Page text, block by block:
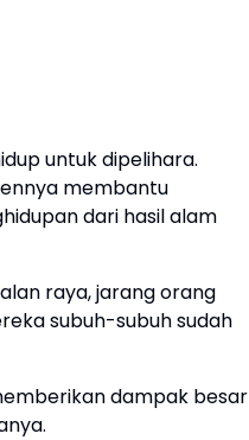
untuk dipelihara.
membantu
dari hasil alam
raya, jarang orang
subuh-subuh sudah
dampak besar